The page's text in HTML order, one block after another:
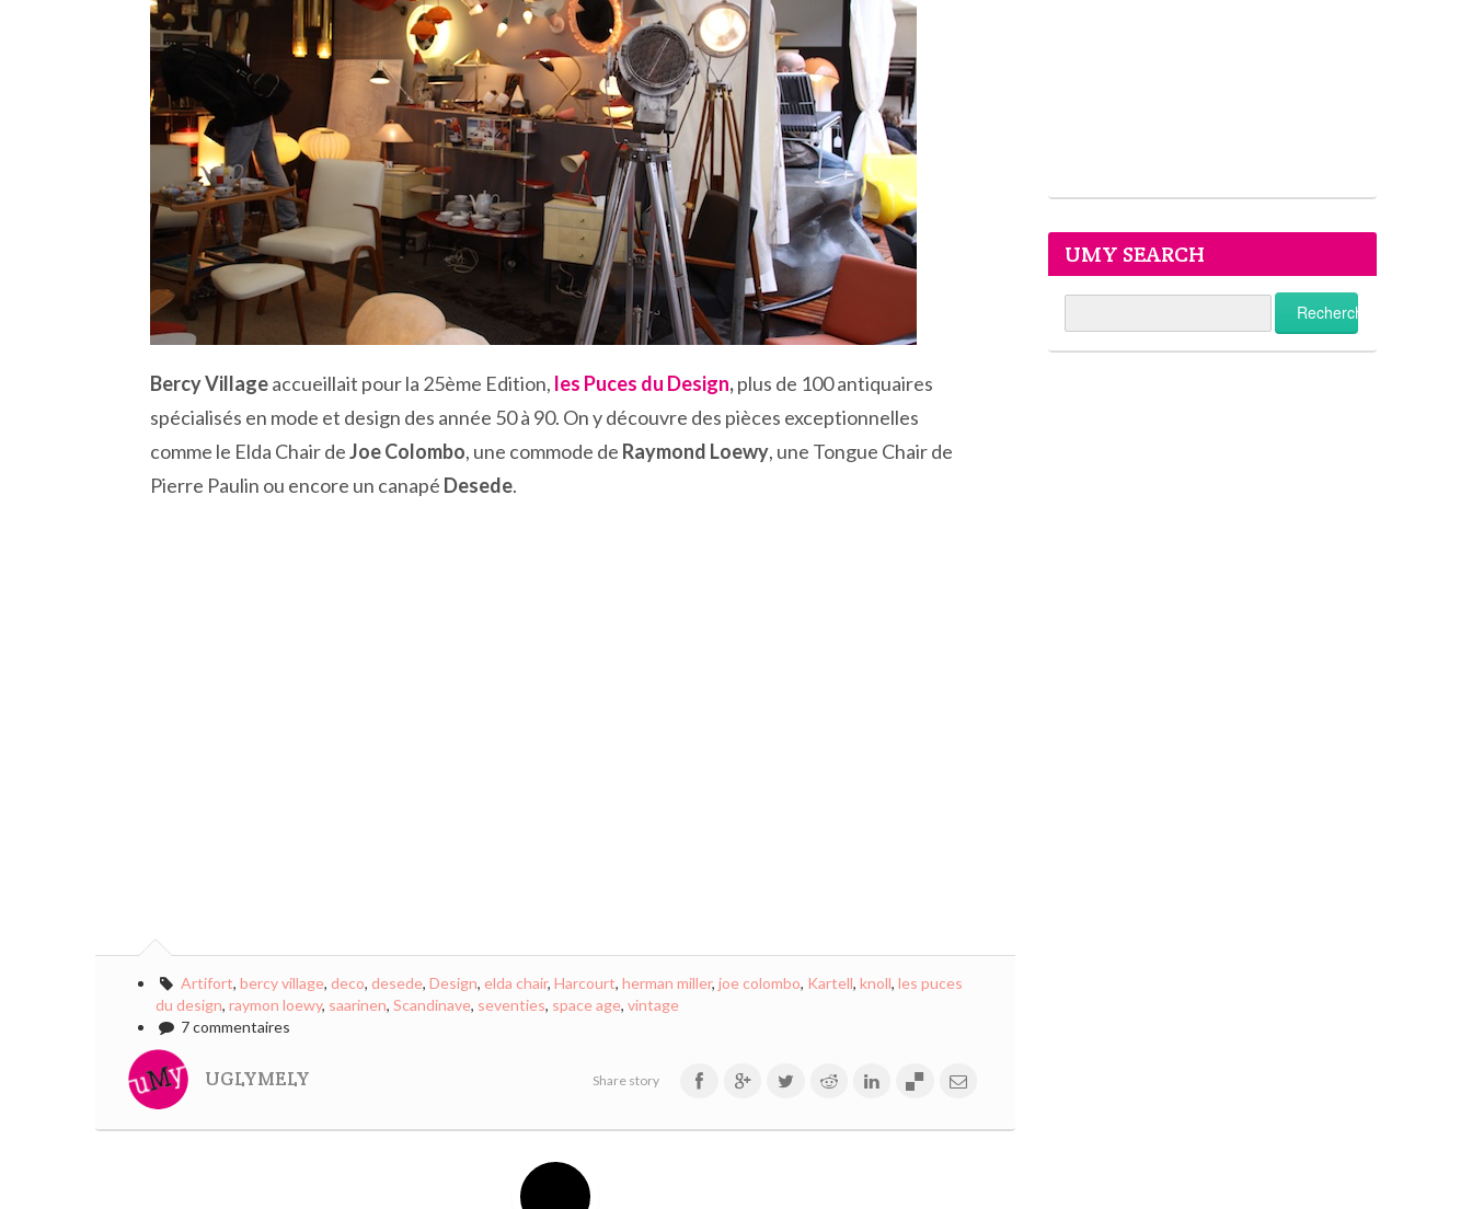
Bercy Villageaccueillait pour la 25ème Edition, les Puces du Design,plus de 100 antiquaires
spécialisés en mode et design des année 50 à 90. On y découvre des pièces exceptionnelles
comme le Elda Chair deJoe Colombo, une commode de Raymond Loewy, une Tongue Chair de
Pierre Paulin ou encore un canapé Desede.
Artifort, bercy village, deco, desede, Design, elda chair, Harcourt, herman miller, joe colombo, Kartell, knoll, les puces
du design, raymon loewy, saarinen, Scandinave, seventies, space age, vintage
7 commentaires
UGLYMELY Share story
UMY SEARCH